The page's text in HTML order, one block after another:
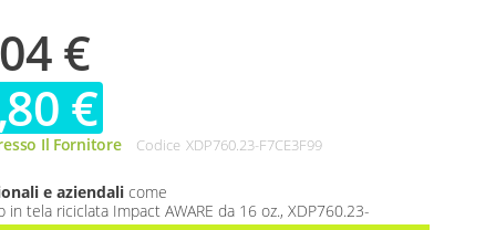
€
€
Il Fornitore Codice XDP760.23-F7CE3F99
e aziendali come
in tela riciclata Impact AWARE da 16 oz., XDP760.23-